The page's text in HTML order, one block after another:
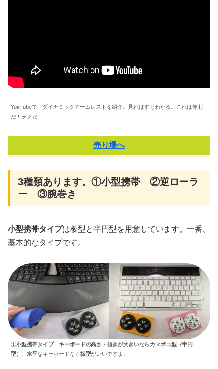
YouTubeで、ダイナミックアームレストを紹介。見ればすぐわかる。これは便利
だ！ラクだ！
売り場へ
3種類あります。①小型携帯 ②逆ローラ
ー ③腕巻き
小型携帯タイプは板型と半円型を用意しています。一番、
基本的なタイプです。
①小型携帯タイプ キーボードの高さ・傾きが大きいならカマボコ型（半円
型）
水平なキーボードなら板型がいいですよ。